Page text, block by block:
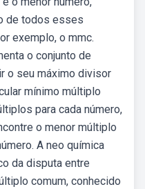
de todos esses
exemplo, o mmc.
o conjunto de
o seu máximo divisor
mínimo múltiplo
para cada número,
o menor múltiplo
A neo química
da disputa entre
comum, conhecido